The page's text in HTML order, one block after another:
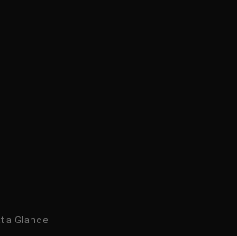
a Glance